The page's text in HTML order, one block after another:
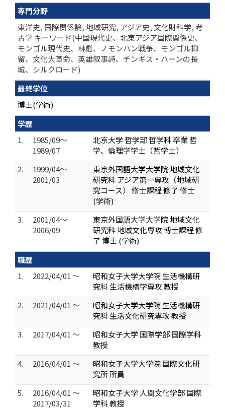
専門分野
東洋史, 国際関係論, 地域研究, アジア史, 文化財科学, 考
古学 キーワード(中国現代史、北東アジア国際関係史、
モンゴル現代史、林彪、ノモンハン戦争、モンゴル抑
留、文化大革命、英雄叙事詩、チンギス・ハーンの長
城、シルクロード)
最終学位
博士(学術)
学歴
1.
1985/09～
1989/07
北京大学 哲学部 哲学科 卒業 哲
学、倫理学学士（哲学士）
2.
1999/04～
2001/03
東京外国語大学大学院 地域文化
研究科 アジア第一専攻（地域研
究コース） 修士課程 修了 修士
(学術)
3.
2001/04～
2006/09
東京外国語大学大学院 地域文化
研究科 地域文化専攻 博士課程 修
了 博士 (学術)
職歴
1.
2022/04/01 ～
昭和女子大学大学院 生活機構研
究科 生活機構学専攻 教授
2.
2021/04/01 ～
昭和女子大学大学院 生活機構研
究科 生活文化研究専攻 教授
3.
2017/04/01 ～
昭和女子大学 国際学部 国際学科
教授
4.
2016/04/01 ～
昭和女子大学大学院 国際文化研
究所 所員
5.
2016/04/01 ～
2017/03/31
昭和女子大学 人間文化学部 国際
学科 教授